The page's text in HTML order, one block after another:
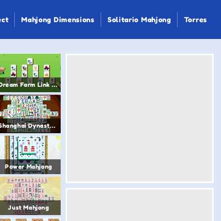
Mahjong Dimensions Solitario Mahjong Torres
Dream Farm Link Mahjong
Shanghai Dynasty Mahjong
Power Mahjong
Just Mahjong